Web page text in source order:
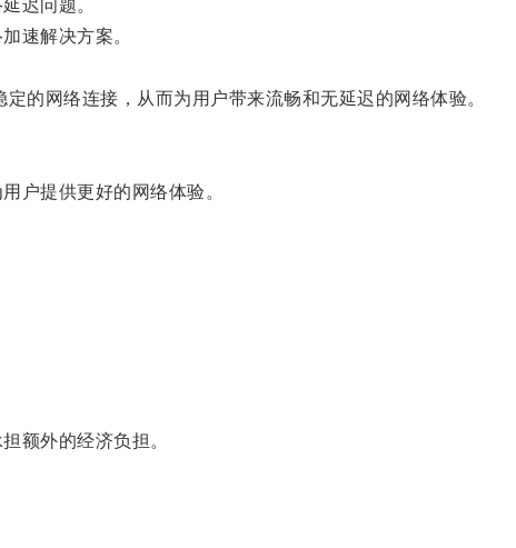
迟问题。
速解决方案。
网络连接，从而为用户带来流畅和无延迟的网络体验。
户提供更好的网络体验。
额外的经济负担。